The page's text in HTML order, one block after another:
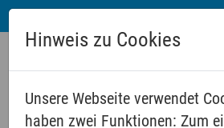
Hinweis zu Cookies
Unsere Webseite verwendet
haben zwei Funktionen: Zum